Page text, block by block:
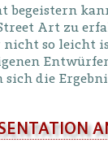
begeistern
Art zu
nicht so leicht
die